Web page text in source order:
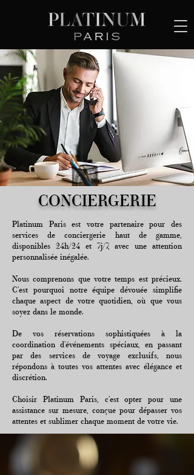
CONCIERGERIE
Platinum Paris est votre partenaire pour des
services de conciergerie haut de gamme,
disponibles 24h/24 et 7j/7, avec une attention
personnalisée inégalée.
Nous comprenons que votre temps est précieux.
C’est pourquoi notre équipe dévouée simplifie
chaque aspect de votre quotidien, où que vous
soyez dans le monde.
De vos réservations sophistiquées à la
coordination d’événements spéciaux, en passant
par des services de voyage exclusifs, nous
répondons à toutes vos attentes avec élégance et
discrétion.
Choisir Platinum Paris, c’est opter pour une
assistance sur mesure, conçue pour dépasser vos
attentes et sublimer chaque moment de votre vie.